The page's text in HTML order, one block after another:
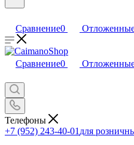
Сравнение0
Сравнение0
Телефоны
+7 (952) 243-40-01 для